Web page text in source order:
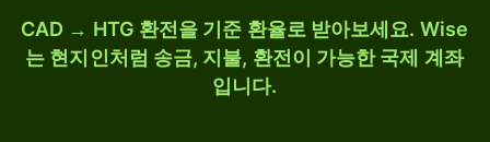
CAD → HTG 환전을 기준 환율로 받아보세요. Wise
는 현지인처럼 송금, 지불, 환전이 가능한 국제 계좌
입니다.